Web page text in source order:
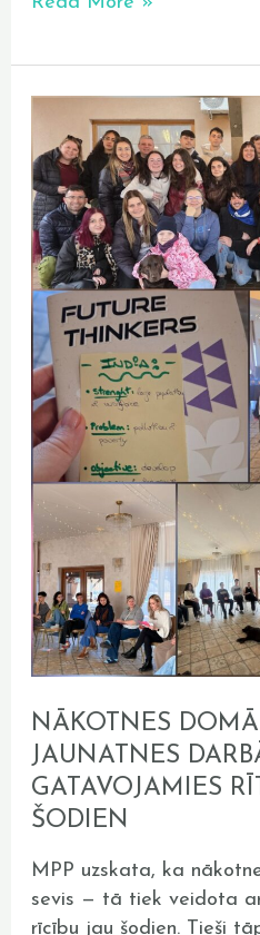
NĀKOTNES
JAUNATNES
GATAVOJAMIES
ŠODIEN
MPP uzskata, ka
sevis — tā tiek veidota
rīcību jau šodien. Tieši
Nākotnes
domāšana
jaunatnes
darbā
–
gatavojamies
rītdienai
jau
šodien